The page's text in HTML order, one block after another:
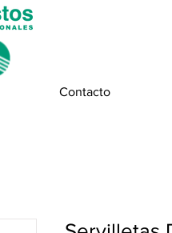
Contacto